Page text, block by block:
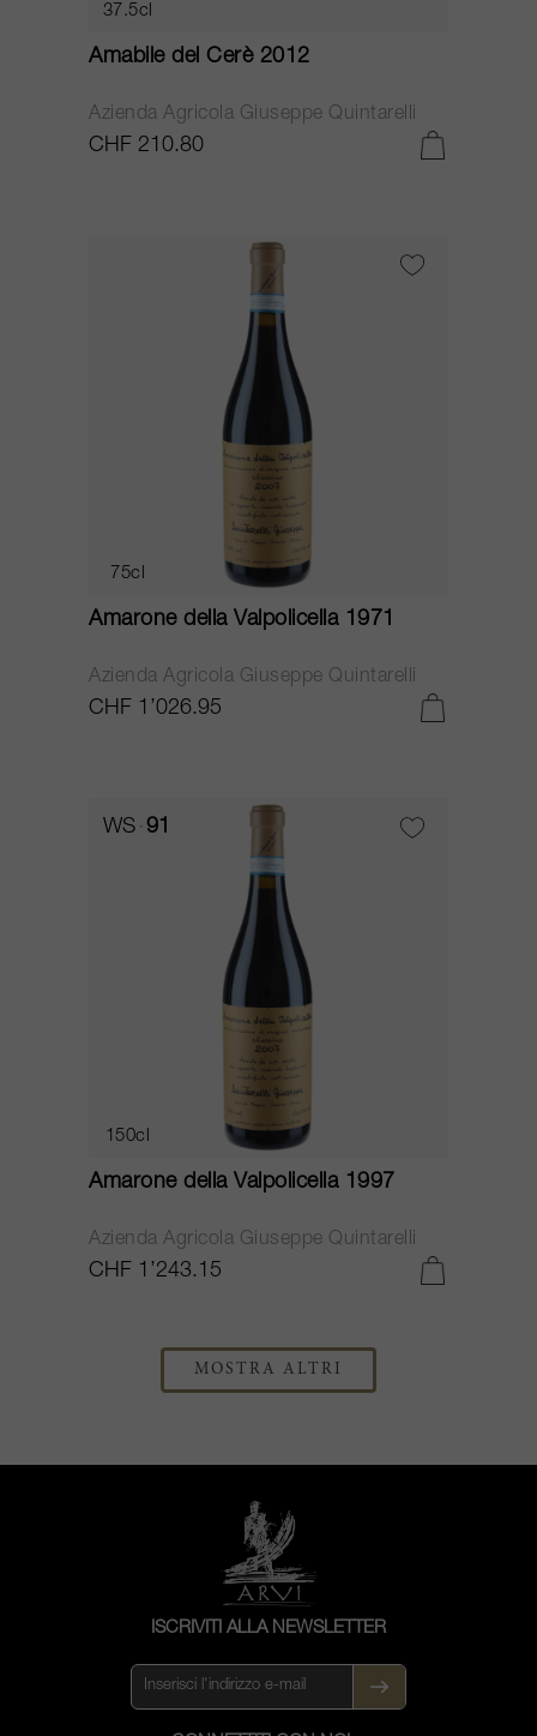
37.5cl
Amabile del Cerè 2012
Azienda Agricola Giuseppe Quintarelli
CHF 210.80
75cl
Amarone della Valpolicella 1971
Azienda Agricola Giuseppe Quintarelli
CHF 1’026.95
WS 91
150cl
Amarone della Valpolicella 1997
Azienda Agricola Giuseppe Quintarelli
CHF 1’243.15
MOSTRA ALTRI
ISCRIVITI ALLA NEWSLETTER